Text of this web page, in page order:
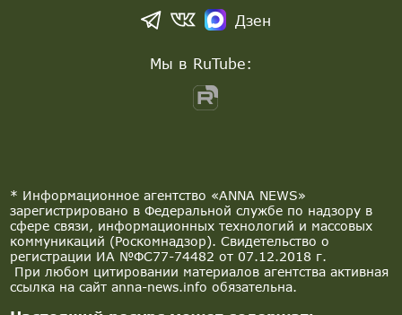
* Информационное агентство «ANNA NEWS»
зарегистрировано в Федеральной службе по надзору в
сфере связи, информационных технологий и массовых
коммуникаций (Роскомнадзор). Свидетельство о
регистрации ИА №ФС77-74482 от 07.12.2018 г.
При любом цитировании материалов агентства активная
ссылка на сайт anna-news.info обязательна.
Дзен
Мы в RuTube: